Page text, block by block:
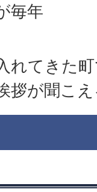
毎年
れてきた
拶が聞こ